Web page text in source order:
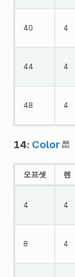
40 4
44 4
48 4
14: Color
오프셋 렌
4 4
8 4